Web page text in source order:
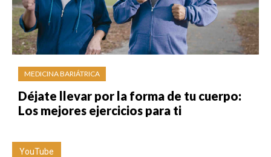
MEDICINA BARIÁTRICA
Déjate llevar por la forma de tu cuerpo:
Los mejores ejercicios para ti
YouTube